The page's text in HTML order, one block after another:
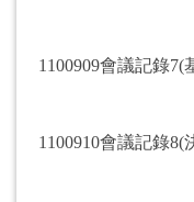
1100909會議記錄7(
1100910會議記錄8(